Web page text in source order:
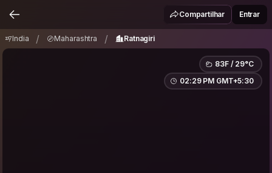
RatnagiriCompartilhar Entrar
India / Maharashtra / Ratnagiri
83F / 29°C
02:29 PM GMT+5:30